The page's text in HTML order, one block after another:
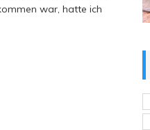
war, hatte ich